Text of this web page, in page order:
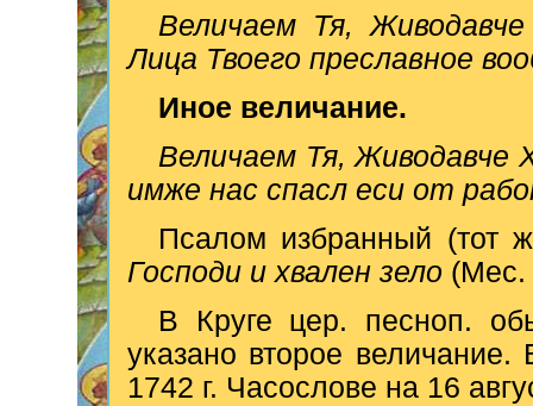
Величаем Тя,
Лица Твоего преславное
Иное величание.
Величаем Тя, Живодавче
имже нас спасл еси от
Псалом избранный (тот
Господи и хвален зело (Мес.
В Круге цер. песноп.
указано второе
1742 г. Часослове на 16